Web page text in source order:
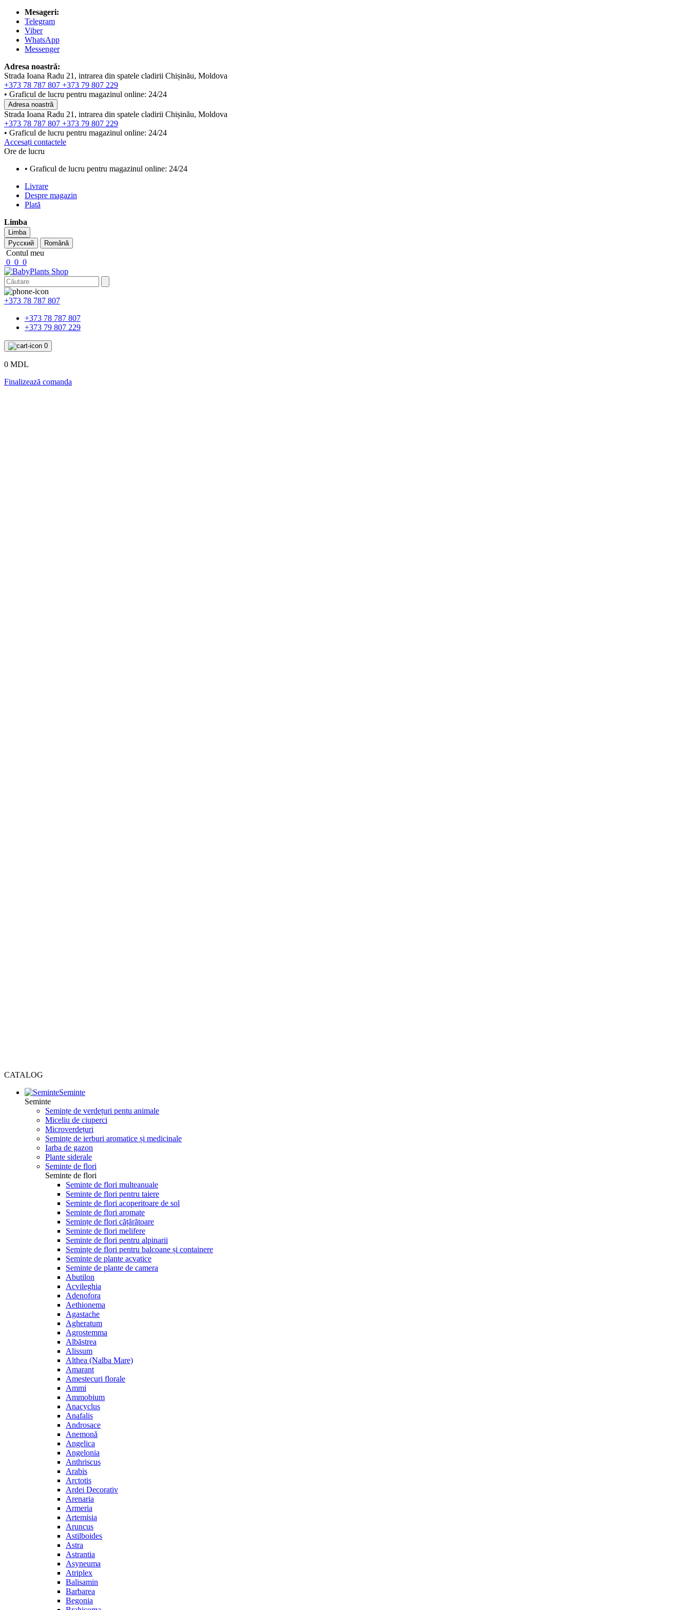
Mesageri:
Telegram
Viber
WhatsApp
Messenger
Adresa noastră:
Strada Ioana Radu 21, intrarea din spatele cladirii Chișinău, Moldova
+373 78 787 807 +373 79 807 229
• Graficul de lucru pentru magazinul online: 24/24
Adresa noastră
Strada Ioana Radu 21, intrarea din spatele cladirii Chișinău, Moldova
+373 78 787 807 +373 79 807 229
• Graficul de lucru pentru magazinul online: 24/24
Accesați contactele
Ore de lucru
• Graficul de lucru pentru magazinul online: 24/24
Livrare
Despre magazin
Plată
Limba
Limba
Русский
Română
Contul meu
0 0 0
+373 78 787 807
+373 78 787 807
+373 79 807 229
0
0 MDL
Finalizează comanda
CATALOG
Seminte
Seminte
Semințe de verdețuri pentu animale
Miceliu de ciuperci
Microverdețuri
Semințe de ierburi aromatice și medicinale
Iarba de gazon
Plante siderale
Seminte de flori
Seminte de flori
Seminte de flori multeanuale
Seminte de flori pentru taiere
Seminte de flori acoperitoare de sol
Seminte de flori aromate
Semințe de flori cățărătoare
Seminte de flori melifere
Seminte de flori pentru alpinarii
Semințe de flori pentru balcoane și containere
Seminte de plante acvatice
Seminte de plante de camera
Abutilon
Acvileghia
Adenofora
Aethionema
Agastache
Agheratum
Agrostemma
Albăstrea
Alissum
Althea (Nalba Mare)
Amarant
Amestecuri florale
Ammi
Ammobium
Anacyclus
Anafalis
Androsace
Anemonă
Angelica
Angelonia
Anthriscus
Arabis
Arctotis
Ardei Decorativ
Arenaria
Armeria
Artemisia
Aruncus
Astilboides
Astra
Astrantia
Asyneuma
Atriplex
Balisamin
Barbarea
Begonia